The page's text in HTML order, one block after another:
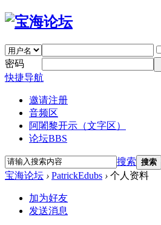
密码
快捷导航
邀请注册
音频区
阿闍黎开示（文字区）
论坛BBS
搜索 搜索
宝海论坛 › PatrickEdubs › 个人资料
加为好友
发送消息